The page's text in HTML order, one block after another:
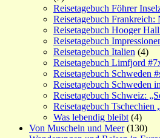
Reisetagebuch Föhrer
Reisetagebuch Frankreich:
Reisetagebuch Hooger
Reisetagebuch
Reisetagebuch Italien (4)
Reisetagebuch Limfjord
Reisetagebuch Schweden
Reisetagebuch Schweden
Reisetagebuch Schweiz:
Reisetagebuch Tschechien
Was lebendig bleibt (4)
Von Muscheln und Meer(130)